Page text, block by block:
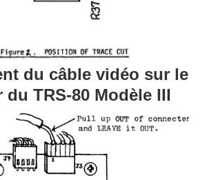
du câble vidéo sur le
TRS-80 Modèle III